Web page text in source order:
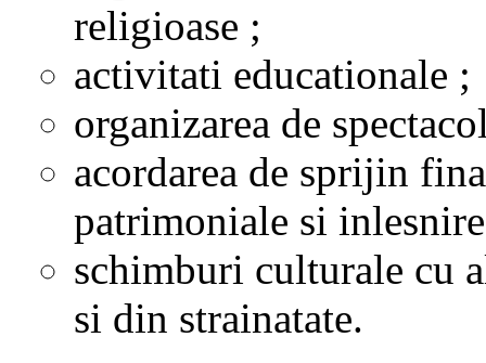
religioase ;
activitati educationale ;
organizarea de
acordarea de sprijin
patrimoniale si
schimburi culturale cu
si din strainatate.